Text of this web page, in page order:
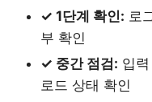
✓ 1단계 확인: 로
부 확인
✓ 중간 점검: 입
로드 상태 확인